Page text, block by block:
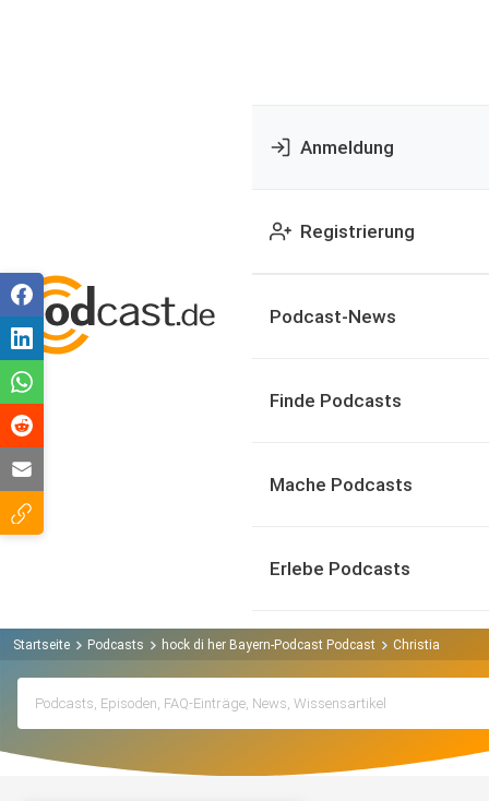
Anmeldung
Registrierung
Podcast-News
Finde Podcasts
Mache Podcasts
Erlebe Podcasts
Startseite Podcasts hock di her Bayern-Podcast Podcast Christian